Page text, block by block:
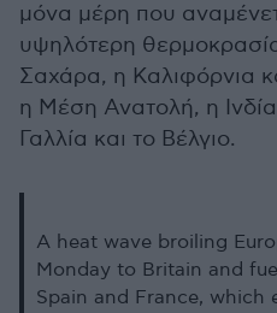
μόνα μέρη που
υψηλότερη
Σαχάρα, η Καλιφόρνια
η Μέση Ανατολή, η
Γαλλία και το Βέλγιο.
A heat wave broiling
Monday to Britain and
Spain and France, which